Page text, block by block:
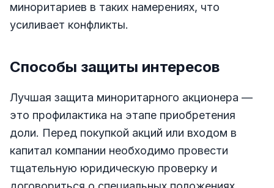
миноритариев в таких намерениях, что
усиливает конфликты.
Способы защиты интересов
Лучшая защита миноритарного акционера —
это профилактика на этапе приобретения
доли. Перед покупкой акций или входом в
капитал компании необходимо провести
тщательную юридическую проверку и